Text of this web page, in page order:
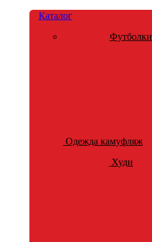
Каталог
Футболки
Одежда камуфляж
Худи